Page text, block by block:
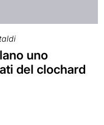
uno
del clochard